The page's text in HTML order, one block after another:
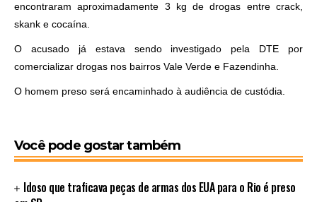
encontraram aproximadamente 3 kg de drogas entre crack,
skank e cocaína.
O acusado já estava sendo investigado pela DTE por
comercializar drogas nos bairros Vale Verde e Fazendinha.
O homem preso será encaminhado à audiência de custódia.
Você pode gostar também
Idoso que traficava peças de armas dos EUA para o Rio é preso